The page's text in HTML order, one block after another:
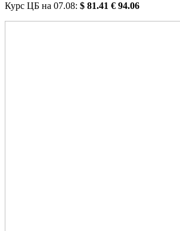
Курс ЦБ на 07.08: $ 81.41 € 94.06